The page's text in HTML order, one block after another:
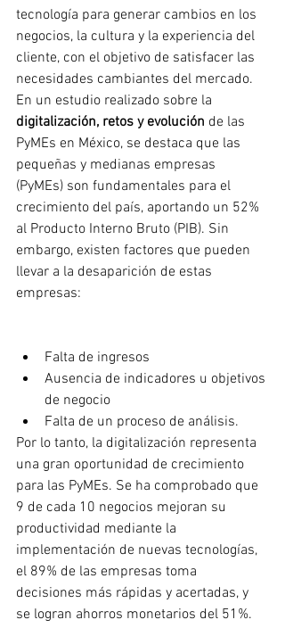
tecnología para generar cambios en los
negocios, la cultura y la experiencia del
cliente, con el objetivo de satisfacer las
necesidades cambiantes del mercado.
En un estudio realizado sobre la
digitalización, retos y evolución de las
PyMEs en México, se destaca que las
pequeñas y medianas empresas
(PyMEs) son fundamentales para el
crecimiento del país, aportando un 52%
al Producto Interno Bruto (PIB). Sin
embargo, existen factores que pueden
llevar a la desaparición de estas
empresas:
Falta de ingresos
Ausencia de indicadores u objetivos
de negocio
Falta de un proceso de análisis.
Por lo tanto, la digitalización representa
una gran oportunidad de crecimiento
para las PyMEs. Se ha comprobado que
9 de cada 10 negocios mejoran su
productividad mediante la
implementación de nuevas tecnologías,
el 89% de las empresas toma
decisiones más rápidas y acertadas, y
se logran ahorros monetarios del 51%.